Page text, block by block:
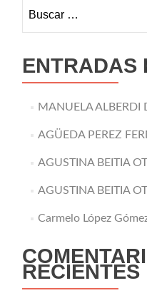
ENTRADAS
MANUELA ALBERDI
AGÜEDA PEREZ
AGUSTINA BEITIA
AGUSTINA BEITIA
Carmelo López
RECIENTES